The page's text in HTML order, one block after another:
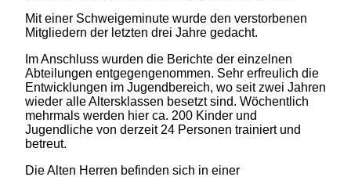
Mit einer Schweigeminute wurde den verstorbenen
Mitgliedern der letzten drei Jahre gedacht.
Im Anschluss wurden die Berichte der einzelnen
Abteilungen entgegengenommen. Sehr erfreulich die
Entwicklungen im Jugendbereich, wo seit zwei Jahren
wieder alle Altersklassen besetzt sind. Wöchentlich
mehrmals werden hier ca. 200 Kinder und
Jugendliche von derzeit 24 Personen trainiert und
betreut.
Die Alten Herren befinden sich in einer